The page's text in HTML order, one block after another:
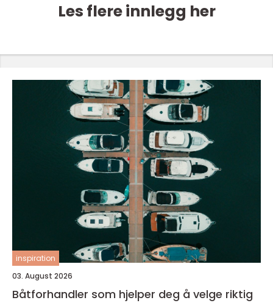
Les flere innlegg her
inspiration
03. August 2026
Båtforhandler som hjelper deg å velge riktig